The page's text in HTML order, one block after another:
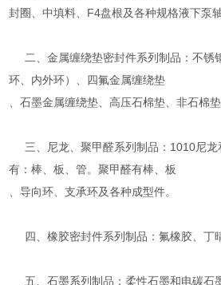
封圈、中填料、F4盘根及各种规格液下泵轴
二、金属缠绕垫密封件系列制品：不锈
环、内外环）、四氟金属缠绕垫
、石墨金属缠绕垫、高压石棉垫、非石棉垫
三、尼龙、聚甲醛系列制品：1010尼龙
有：棒、板、管。聚甲醛有棒、板
、导向环、支承环及各种成型件。
四、橡胶密封件系列制品：氟橡胶、丁
五、石墨系列制品：柔性石墨和电碳石